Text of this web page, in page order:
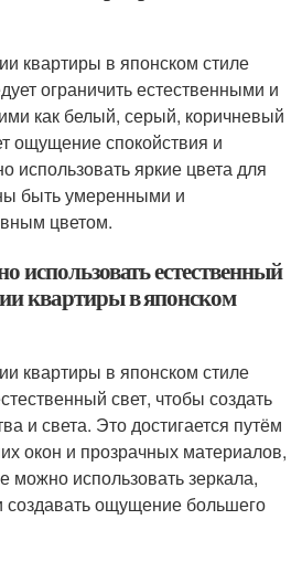
квартиры в японском стиле
ограничить естественными и
как белый, серый, коричневый
ощущение спокойствия и
использовать яркие цвета для
быть умеренными и
цветом.
использовать естественный
квартиры в японском
квартиры в японском стиле
свет, чтобы создать
и света. Это достигается путём
окон и прозрачных материалов,
можно использовать зеркала,
создавать ощущение большего